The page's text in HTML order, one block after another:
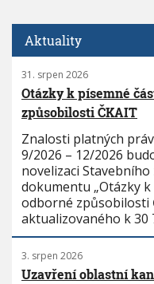
Aktuality
31. srpen 2026
Otázky k písemné
způsobilosti ČKAIT
Znalosti platných
9/2026 – 12/2026
novelizaci
dokumentu „Otázky
odborné způsobilosti
aktualizovaného k 30
3. srpen 2026
Uzavření oblastní